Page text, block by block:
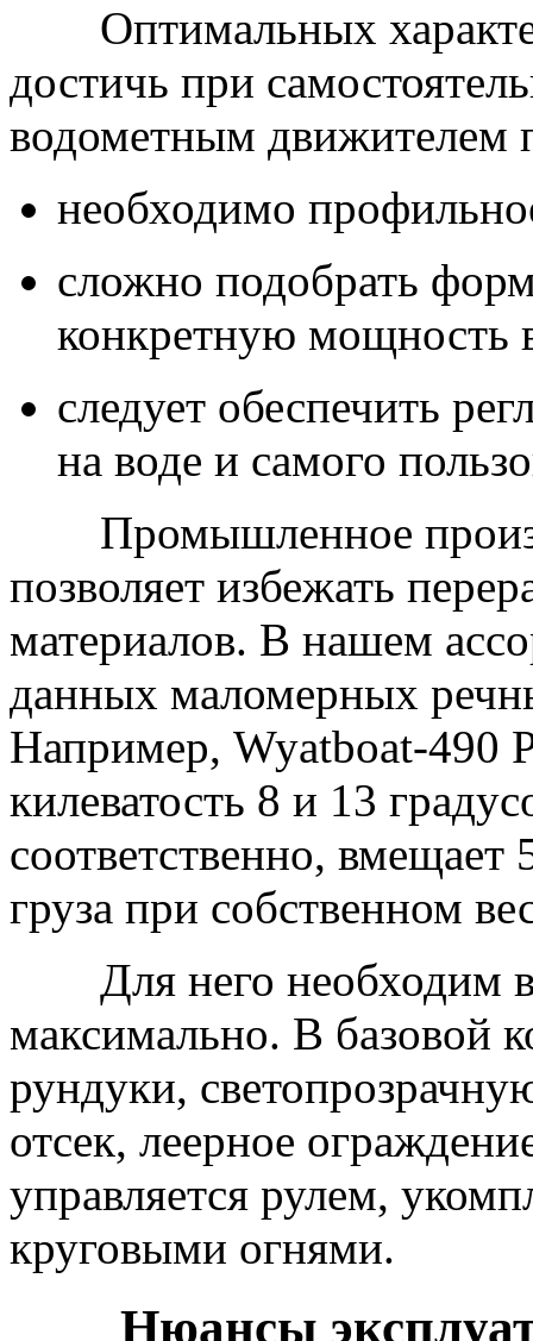
Оптимальных
достичь при
водометным движителем
необходимо
сложно подобрать
конкретную мощность
следует обеспечить
на воде и самого
Промышленное
позволяет избежать
материалов. В нашем
данных маломерных
Например, Wyatboat-490
килеватость 8 и 13
соответственно,
груза при собственном
Для него необходим
максимально. В базовой
рундуки,
отсек, леерное
управляется рулем,
круговыми огнями.
Нюансы